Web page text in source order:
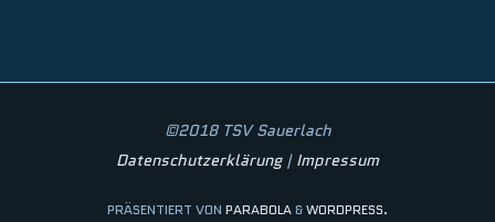
©2018 TSV Sauerlach
Datenschutzerklärung| Impressum
PRÄSENTIERT VON PARABOLA&WORDPRESS.